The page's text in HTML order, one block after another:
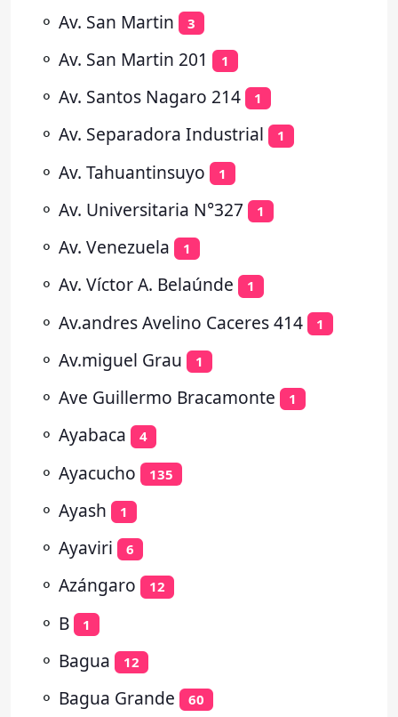
⚬ Av. San Martin 3
⚬ Av. San Martin 201 1
⚬ Av. Santos Nagaro 214 1
⚬ Av. Separadora Industrial 1
⚬ Av. Tahuantinsuyo 1
⚬ Av. Universitaria N°327 1
⚬ Av. Venezuela 1
⚬ Av. Víctor A. Belaúnde 1
⚬ Av.andres Avelino Caceres 414 1
⚬ Av.miguel Grau 1
⚬ Ave Guillermo Bracamonte 1
⚬ Ayabaca 4
⚬ Ayacucho 135
⚬ Ayash 1
⚬ Ayaviri 6
⚬ Azángaro 12
⚬ B 1
⚬ Bagua 12
⚬ Bagua Grande 60